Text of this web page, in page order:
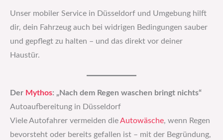
Unser mobiler Service in Düsseldorf und Umgebung hilft
dir, dein Fahrzeug auch bei widrigen Bedingungen sauber
und gepflegt zu halten – und das direkt vor deiner
Haustür.
Der Mythos: „Nach dem Regen waschen bringt nichts“
Autoaufbereitung in Düsseldorf
Viele Autofahrer vermeiden die Autowäsche, wenn Regen
bevorsteht oder bereits gefallen ist – mit der Begründung,